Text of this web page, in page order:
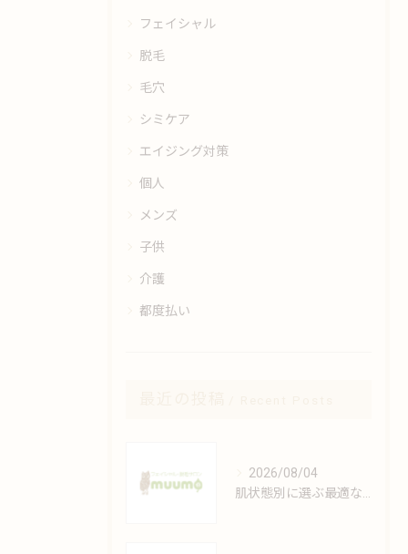
フェイシャル
脱毛
毛穴
シミケア
エイジング対策
個人
メンズ
子供
介護
都度払い
2026/08/04